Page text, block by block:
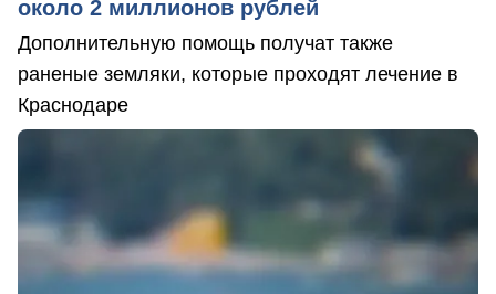
около 2 миллионов рублей
Дополнительную помощь получат также
раненые земляки, которые проходят лечение в
Краснодаре